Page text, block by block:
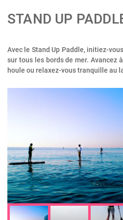
STAND UP
Avec le Stand Up Paddle, initiez-
sur tous les bords de mer. Avancez
houle ou relaxez-vous tranquille au
;